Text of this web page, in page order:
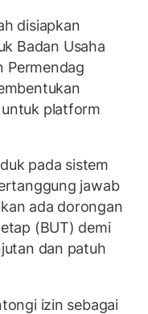
disiapkan
Badan Usaha
Permendag
untuk platform
pada sistem
jawab
ada dorongan
(BUT) demi
dan patuh
izin sebagai